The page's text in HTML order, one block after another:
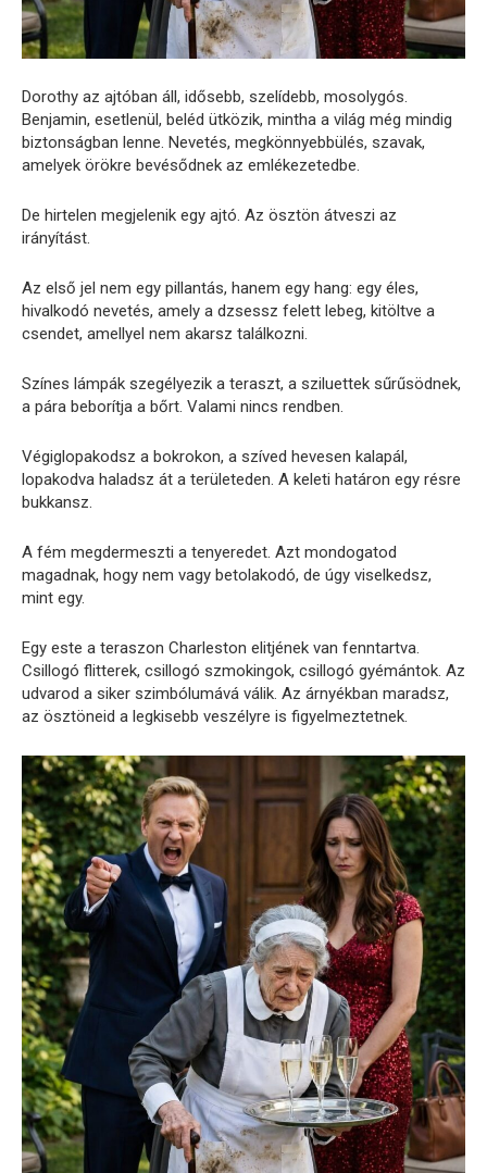
Dorothy az ajtóban áll, idősebb, szelídebb, mosolygós.
Benjamin, esetlenül, beléd ütközik, mintha a világ még mindig
biztonságban lenne. Nevetés, megkönnyebbülés, szavak,
amelyek örökre bevésődnek az emlékezetedbe.
De hirtelen megjelenik egy ajtó. Az ösztön átveszi az
irányítást.
Az első jel nem egy pillantás, hanem egy hang: egy éles,
hivalkodó nevetés, amely a dzsessz felett lebeg, kitöltve a
csendet, amellyel nem akarsz találkozni.
Színes lámpák szegélyezik a teraszt, a sziluettek sűrűsödnek,
a pára beborítja a bőrt. Valami nincs rendben.
Végiglopakodsz a bokrokon, a szíved hevesen kalapál,
lopakodva haladsz át a területeden. A keleti határon egy résre
bukkansz.
A fém megdermeszti a tenyeredet. Azt mondogatod
magadnak, hogy nem vagy betolakodó, de úgy viselkedsz,
mint egy.
Egy este a teraszon Charleston elitjének van fenntartva.
Csillogó flitterek, csillogó szmokingok, csillogó gyémántok. Az
udvarod a siker szimbólumává válik. Az árnyékban maradsz,
az ösztöneid a legkisebb veszélyre is figyelmeztetnek.